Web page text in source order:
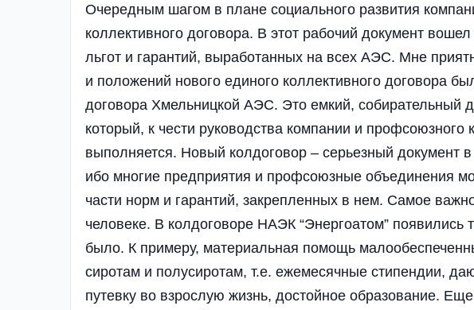
Очередным шагом в плане социального развития
коллективного договора. В этот рабочий документ
льгот и гарантий, выработанных на всех АЭС. Мне
и положений нового единого коллективного договора
договора Хмельницкой АЭС. Это емкий, собирательный
который, к чести руководства компании и профсоюзного
выполняется. Новый колдоговор – серьезный документ
ибо многие предприятия и профсоюзные объединения
части норм и гарантий, закрепленных в нем. Самое
человеке. В колдоговоре НАЭК “Энергоатом”
было. К примеру, материальная помощь
сиротам и полусиротам, т.е. ежемесячные стипендии,
путевку во взрослую жизнь, достойное образование.